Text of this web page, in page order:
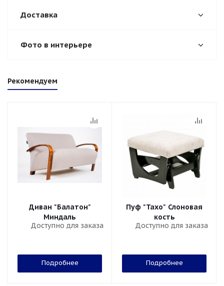
Доставка
Фото в интерьере
Рекомендуем
Диван "Балатон"
Миндаль
Доступно для заказа
Подробнее
Пуф "Тахо" Слоновая
кость
Доступно для заказа
Подробнее